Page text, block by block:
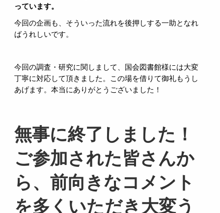
っています。
今回の企画も、そういった流れを後押しする一助となれ
ばうれしいです。
今回の調査・研究に関しまして、国会図書館様には大変
丁寧に対応して頂きました。この場を借りて御礼もうし
あげます。本当にありがとうございました！
無事に終了しました！
ご参加された皆さんか
ら、前向きなコメント
を多くいただき大変う